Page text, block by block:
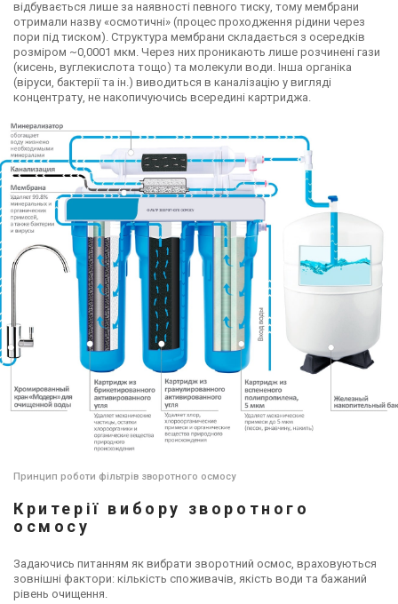
відбувається лише за наявності певного тиску, тому мембрани
отримали назву «осмотичні» (процес проходження рідини через
пори під тиском). Структура мембрани складається з осередків
розміром ~0,0001 мкм. Через них проникають лише розчинені гази
(кисень, вуглекислота тощо) та молекули води. Інша органіка
(віруси, бактерії та ін.) виводиться в каналізацію у вигляді
концентрату, не накопичуючись всередині картриджа.
Принцип роботи фільтрів зворотного осмосу
Критерії вибору зворотного
осмосу
Задаючись питанням як вибрати зворотний осмос, враховуються
зовнішні фактори: кількість споживачів, якість води та бажаний
рівень очищення.